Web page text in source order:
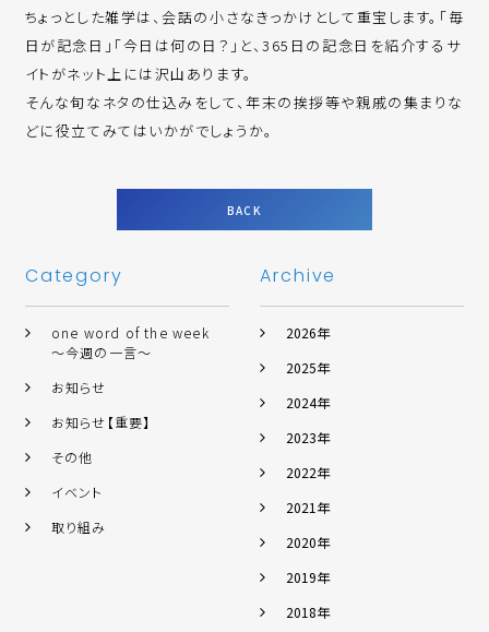
ちょっとした雑学は、会話の小さなきっかけとして重宝します。「毎
日が記念日」「今日は何の日？」と、365日の記念日を紹介するサ
イトがネット上には沢山あります。
そんな旬なネタの仕込みをして、年末の挨拶等や親戚の集まりな
どに役立てみてはいかがでしょうか。
BACK
Category
one word of the week
～今週の一言～
お知らせ
お知らせ【重要】
その他
イベント
取り組み
Archive
2026年
2025年
2024年
2023年
2022年
2021年
2020年
2019年
2018年